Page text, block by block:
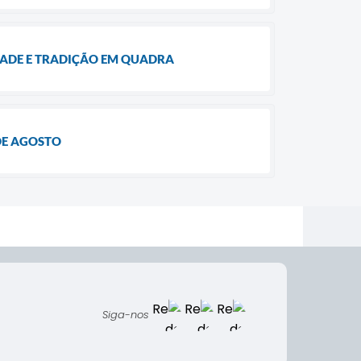
E TRADIÇÃO EM QUADRA
AGOSTO
Siga-nos